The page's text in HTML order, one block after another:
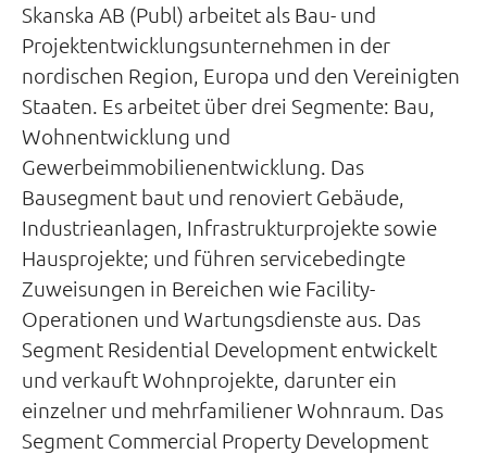
Skanska AB (Publ) arbeitet als Bau- und
Projektentwicklungsunternehmen in der
nordischen Region, Europa und den Vereinigten
Staaten. Es arbeitet über drei Segmente: Bau,
Wohnentwicklung und
Gewerbeimmobilienentwicklung. Das
Bausegment baut und renoviert Gebäude,
Industrieanlagen, Infrastrukturprojekte sowie
Hausprojekte; und führen servicebedingte
Zuweisungen in Bereichen wie Facility-
Operationen und Wartungsdienste aus. Das
Segment Residential Development entwickelt
und verkauft Wohnprojekte, darunter ein
einzelner und mehrfamiliener Wohnraum. Das
Segment Commercial Property Development